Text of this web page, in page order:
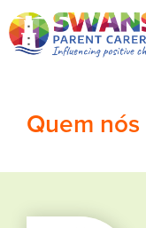
Quem nós